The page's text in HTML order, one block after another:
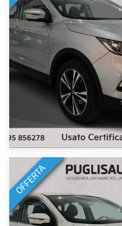
OFFERTA